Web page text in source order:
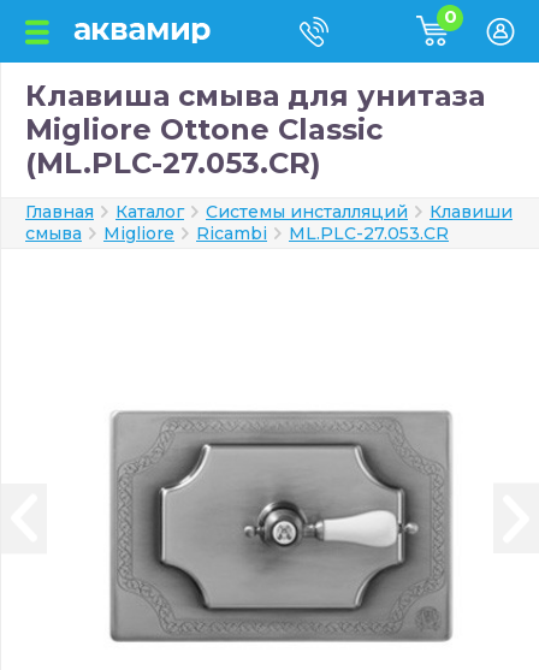
0
Клавиша смыва для унитаза
Migliore Ottone Classic
(ML.PLC-27.053.CR)
Главная Каталог Системы инсталляций
Клавиши
смыва
Migliore Ricambi ML.PLC-27.053.CR